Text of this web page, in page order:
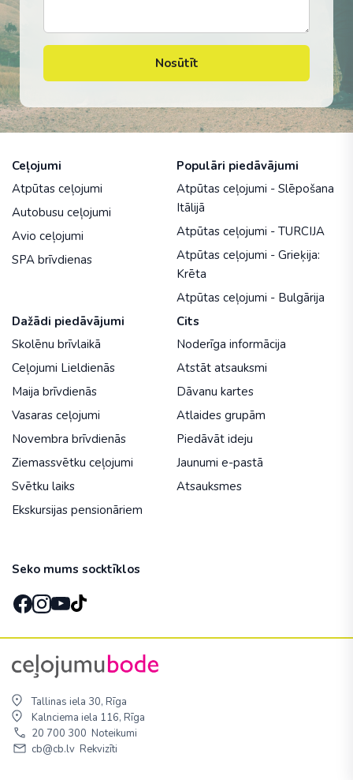
Nosūtīt
Ceļojumi
Atpūtas ceļojumi
Autobusu ceļojumi
Avio ceļojumi
SPA brīvdienas
Populāri piedāvājumi
Atpūtas ceļojumi - Slēpošana
Itālijā
Atpūtas ceļojumi - TURCIJA
Atpūtas ceļojumi - Grieķija:
Krēta
Atpūtas ceļojumi - Bulgārija
Dažādi piedāvājumi
Skolēnu brīvlaikā
Ceļojumi Lieldienās
Maija brīvdienās
Vasaras ceļojumi
Novembra brīvdienās
Ziemassvētku ceļojumi
Svētku laiks
Ekskursijas pensionāriem
Cits
Noderīga informācija
Atstāt atsauksmi
Dāvanu kartes
Atlaides grupām
Piedāvāt ideju
Jaunumi e-pastā
Atsauksmes
Seko mums socktīklos
Tallinas iela 30, Rīga
Kalnciema iela 116, Rīga
20 700 300 Noteikumi
cb@cb.lv Rekvizīti